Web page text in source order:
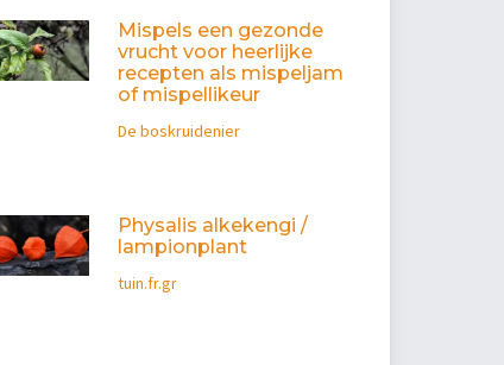
Mispels een gezonde
vrucht voor heerlijke
recepten als mispeljam
of mispellikeur
De boskruidenier
Physalis alkekengi /
lampionplant
tuin.fr.gr